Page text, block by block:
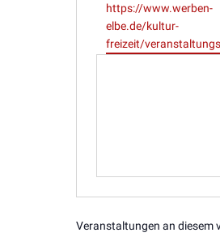
Webseite
https://www.werben-
elbe.de/kultur-
freizeit/
Veranstaltungen an diesem